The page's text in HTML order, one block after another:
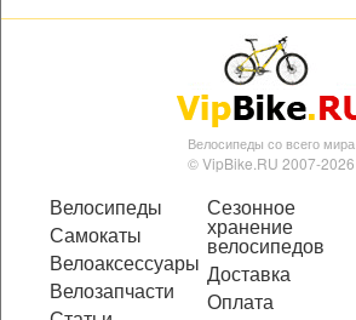
Велосипеды со всего мира
© VipBike.RU 2007-2026
Велосипеды
Самокаты
Велоаксессуары
Велозапчасти
Сезонное
хранение
велосипедов
Доставка
Оплата